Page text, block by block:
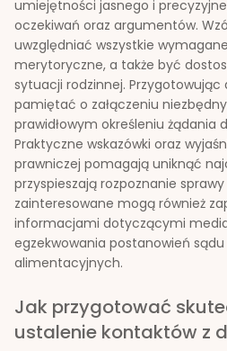
umiejętności jasnego i
oczekiwań oraz argumentów.
uwzględniać wszystkie
merytoryczne, a także być
sytuacji rodzinnej. Przygotowując
pamiętać o załączeniu
prawidłowym określeniu
Praktyczne wskazówki oraz
prawniczej pomagają uniknąć
przyspieszają rozpoznanie
zainteresowane mogą również
informacjami dotyczącymi
egzekwowania postanowień
alimentacyjnych.
Jak przygotować
ustalenie kontaktów z